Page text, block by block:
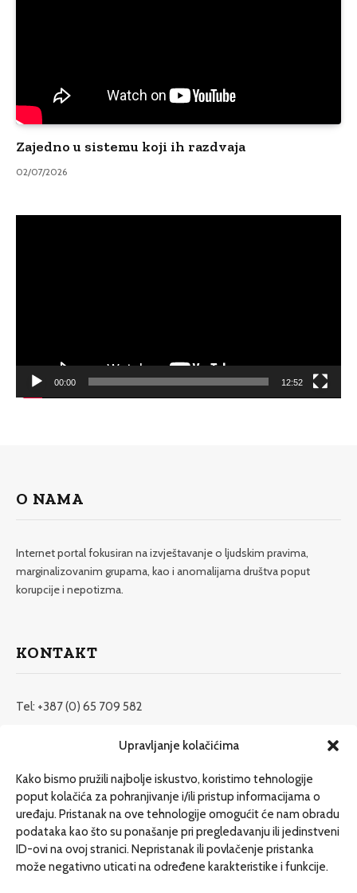
Upravljanje kolačićima
Kako bismo pružili najbolje iskustvo, koristimo tehnologije
poput kolačića za pohranjivanje i/ili pristup informacijama o
uređaju. Pristanak na ove tehnologije omogućit će nam obradu
podataka kao što su ponašanje pri pregledavanju ili jedinstveni
ID-ovi na ovoj stranici. Nepristanak ili povlačenje pristanka
može negativno uticati na određene karakteristike i funkcije.
Zajedno u sistemu koji ih razdvaja
02/07/2026
00:00 12:52
O NAMA
Internet portal fokusiran na izvještavanje o ljudskim pravima,
marginalizovanim grupama, kao i anomalijama društva poput
korupcije i nepotizma.
KONTAKT
Tel: +387 (0) 65 709 582
redakcija@etrafika.net
Dosije
Drugi pišu
Društvo